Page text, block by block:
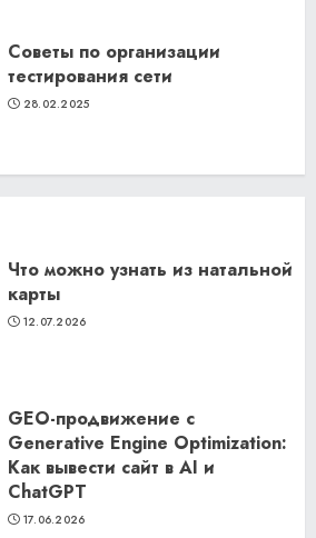
Советы по организации
тестирования сети
28.02.2025
Что можно узнать из натальной
карты
12.07.2026
GEO-продвижение с
Generative Engine Optimization:
Как вывести сайт в AI и
ChatGPT
17.06.2026